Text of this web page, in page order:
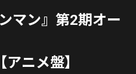
マン』第2期オー
ニメ盤】